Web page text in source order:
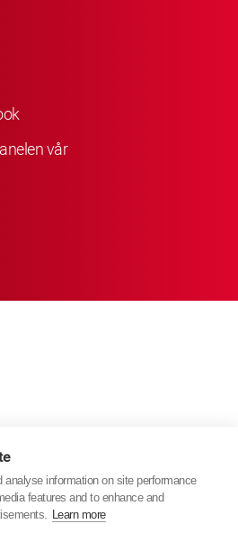
vår
information on site performance
features and to enhance and
Learn more